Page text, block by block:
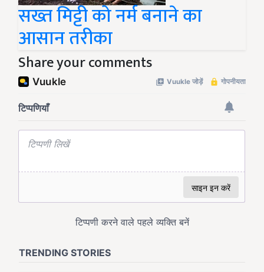
सख्त मिट्टी को नर्म बनाने का
आसान तरीका
Share your comments